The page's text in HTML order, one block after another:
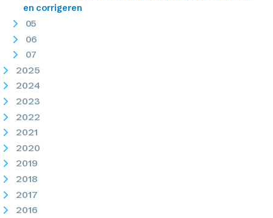
en corrigeren
05
06
07
2025
2024
2023
2022
2021
2020
2019
2018
2017
2016